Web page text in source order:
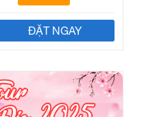
ĐẶT NGAY